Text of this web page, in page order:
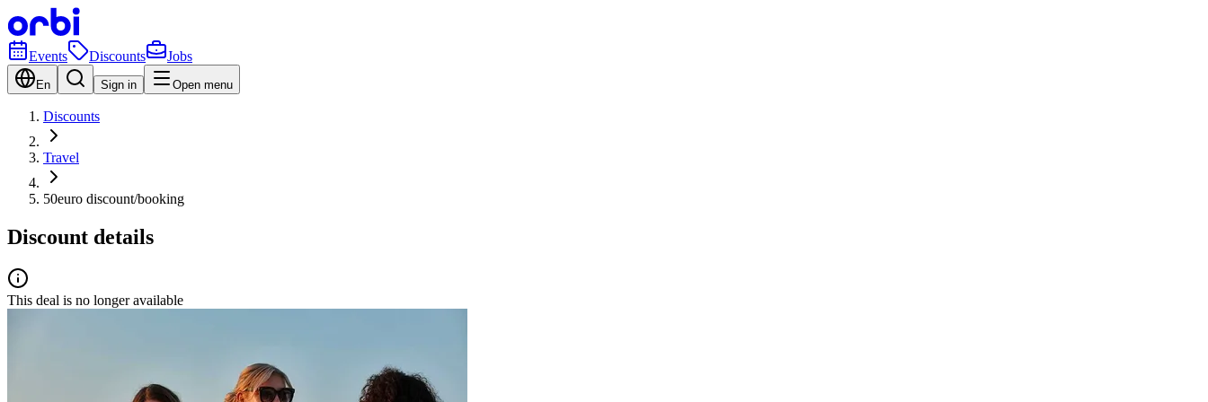
Events Discounts Jobs
En Sign in Open menu
Discounts
Travel
50euro discount/booking
Discount details
This deal is no longer available